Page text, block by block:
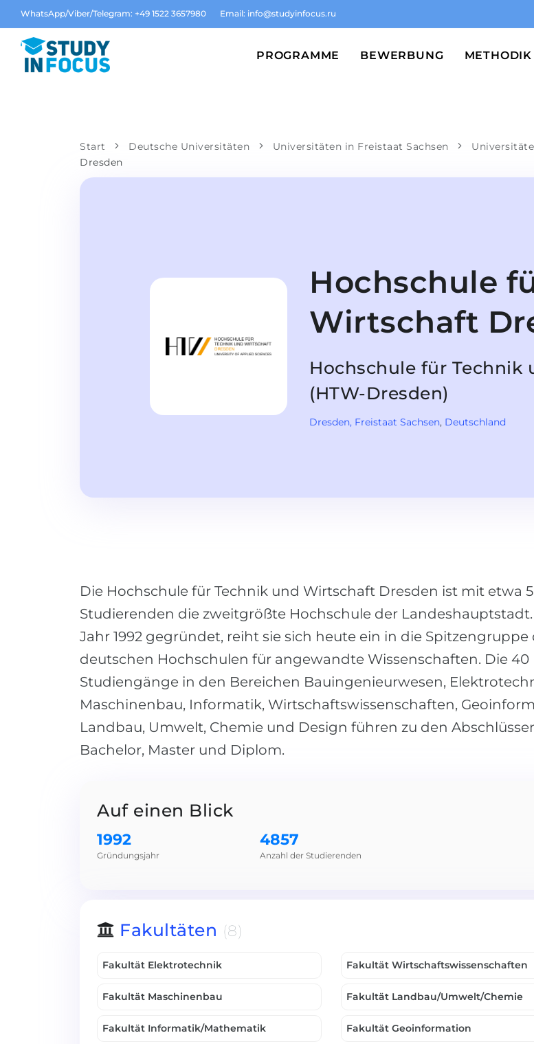
WhatsApp/Viber/Telegram: +49 1522 3657980 Email: info@studyinfocus.ru
PROGRAMME BEWERBUNG METHODIK
Start Deutsche Universitäten Universitäten in Freistaat Sachsen
Dresden
Hochschule
Wirtschaft
Hochschule für Technik
(HTW-Dresden)
Dresden, Freistaat Sachsen, Deutschland
Die Hochschule für Technik und Wirtschaft Dresden ist mit etwa
Studierenden die zweitgrößte Hochschule der
Jahr 1992 gegründet, reiht sie sich heute ein in die Spitzengruppe
deutschen Hochschulen für angewandte Wissenschaften. Die 40
Studiengänge in den Bereichen Bauingenieurwesen,
Maschinenbau, Informatik, Wirtschaftswissenschaften,
Landbau, Umwelt, Chemie und Design führen zu den
Bachelor, Master und Diplom.
Auf einen Blick
1992
Gründungsjahr
4857
Anzahl der Studierenden
Fakultäten (8)
Fakultät Elektrotechnik Fakultät Wirtschaftswissenschaften
Fakultät Maschinenbau Fakultät Landbau/Umwelt/Chemie
Fakultät Informatik/Mathematik Fakultät Geoinformation